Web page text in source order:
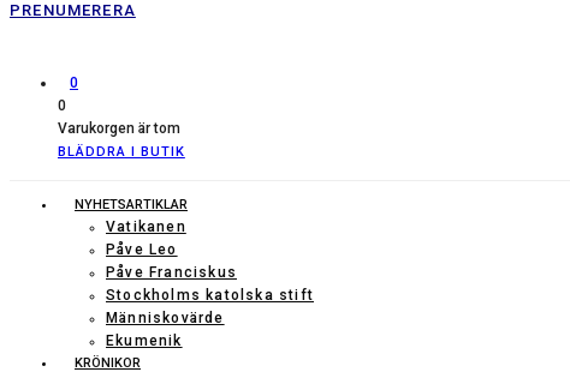
PRENUMERERA
0
0
Varukorgen är tom
BLÄDDRA I BUTIK
NYHETSARTIKLAR
Vatikanen
Påve Leo
Påve Franciskus
Stockholms katolska stift
Människovärde
Ekumenik
KRÖNIKOR